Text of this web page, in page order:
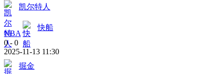
凯尔特人
NBA
快船
0 - 0
2025-11-13 11:30
掘金